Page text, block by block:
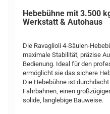
Hebebühne mit 3.500
Werkstatt & Autohaus
Die Ravaglioli 4-Säulen-
maximale Stabilität, präzise
Bedienung. Ideal für den
ermöglicht sie das sichere
Die Hebebühne ist
Fahrbahnen, einen
solide, langlebige Bauweise.